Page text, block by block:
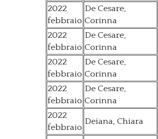
2022
febbraio
De Cesare,
Corinna
2022
febbraio
De Cesare,
Corinna
2022
febbraio
De Cesare,
Corinna
2022
febbraio
De Cesare,
Corinna
2022
febbraio
Deiana, Chiara